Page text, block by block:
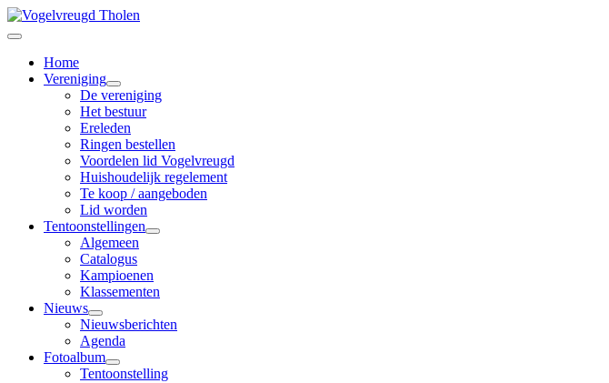
Home
Vereniging
De vereniging
Het bestuur
Ereleden
Ringen bestellen
Voordelen lid Vogelvreugd
Huishoudelijk regelement
Te koop / aangeboden
Lid worden
Tentoonstellingen
Algemeen
Catalogus
Kampioenen
Klassementen
Nieuws
Nieuwsberichten
Agenda
Fotoalbum
Tentoonstelling